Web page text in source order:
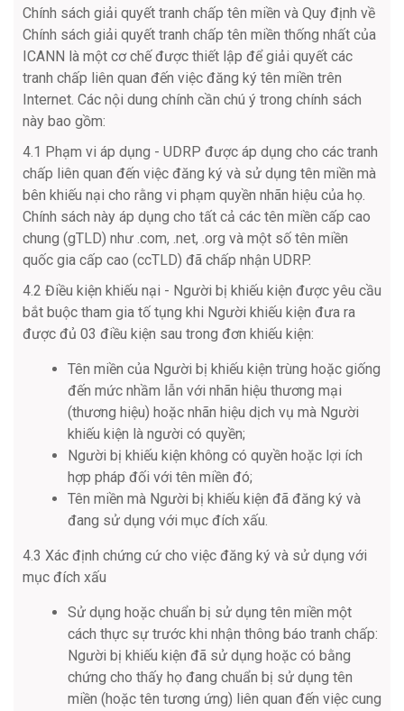
Chính sách giải quyết tranh chấp tên miền và Quy định về
Chính sách giải quyết tranh chấp tên miền thống nhất của
ICANN là một cơ chế được thiết lập để giải quyết các
tranh chấp liên quan đến việc đăng ký tên miền trên
Internet. Các nội dung chính cần chú ý trong chính sách
này bao gồm:
4.1 Phạm vi áp dụng - UDRP được áp dụng cho các tranh
chấp liên quan đến việc đăng ký và sử dụng tên miền mà
bên khiếu nại cho rằng vi phạm quyền nhãn hiệu của họ.
Chính sách này áp dụng cho tất cả các tên miền cấp cao
chung (gTLD) như .com, .net, .org và một số tên miền
quốc gia cấp cao (ccTLD) đã chấp nhận UDRP.
4.2 Điều kiện khiếu nại - Người bị khiếu kiện được yêu cầu
bắt buộc tham gia tố tụng khi Người khiếu kiện đưa ra
được đủ 03 điều kiện sau trong đơn khiếu kiện:
Tên miền của Người bị khiếu kiện trùng hoặc giống
đến mức nhầm lẫn với nhãn hiệu thương mại
(thương hiệu) hoặc nhãn hiệu dịch vụ mà Người
khiếu kiện là người có quyền;
Người bị khiếu kiện không có quyền hoặc lợi ích
hợp pháp đối với tên miền đó;
Tên miền mà Người bị khiếu kiện đã đăng ký và
đang sử dụng với mục đích xấu.
4.3 Xác định chứng cứ cho việc đăng ký và sử dụng với
mục đích xấu
Sử dụng hoặc chuẩn bị sử dụng tên miền một
cách thực sự trước khi nhận thông báo tranh chấp:
Người bị khiếu kiện đã sử dụng hoặc có bằng
chứng cho thấy họ đang chuẩn bị sử dụng tên
miền (hoặc tên tương ứng) liên quan đến việc cung